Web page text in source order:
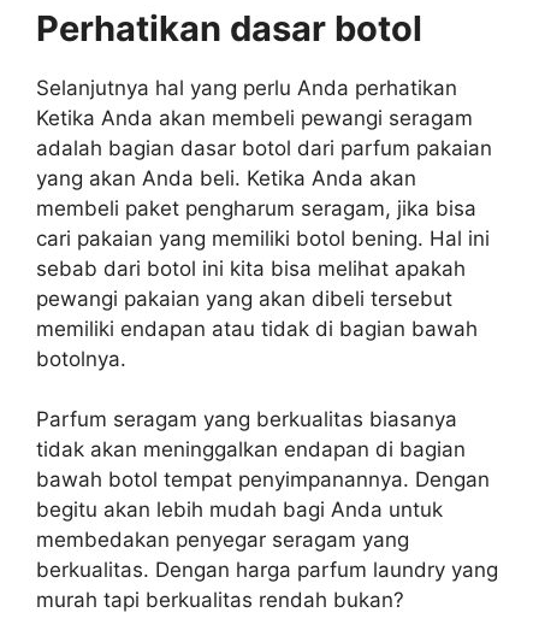
Perhatikan dasar botol
Selanjutnya hal yang perlu Anda perhatikan
Ketika Anda akan membeli pewangi seragam
adalah bagian dasar botol dari parfum pakaian
yang akan Anda beli. Ketika Anda akan
membeli paket pengharum seragam, jika bisa
cari pakaian yang memiliki botol bening. Hal ini
sebab dari botol ini kita bisa melihat apakah
pewangi pakaian yang akan dibeli tersebut
memiliki endapan atau tidak di bagian bawah
botolnya.
Parfum seragam yang berkualitas biasanya
tidak akan meninggalkan endapan di bagian
bawah botol tempat penyimpanannya. Dengan
begitu akan lebih mudah bagi Anda untuk
membedakan penyegar seragam yang
berkualitas. Dengan harga parfum laundry yang
murah tapi berkualitas rendah bukan?